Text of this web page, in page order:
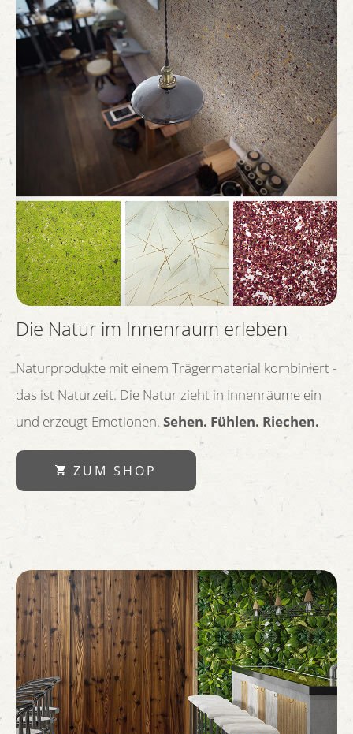
Die Natur im Innenraum erleben
Naturprodukte mit einem Trägermaterial kombiniert -
das ist Naturzeit. Die Natur zieht in Innenräume ein
und erzeugt Emotionen. Sehen. Fühlen. Riechen.
ZUM SHOP